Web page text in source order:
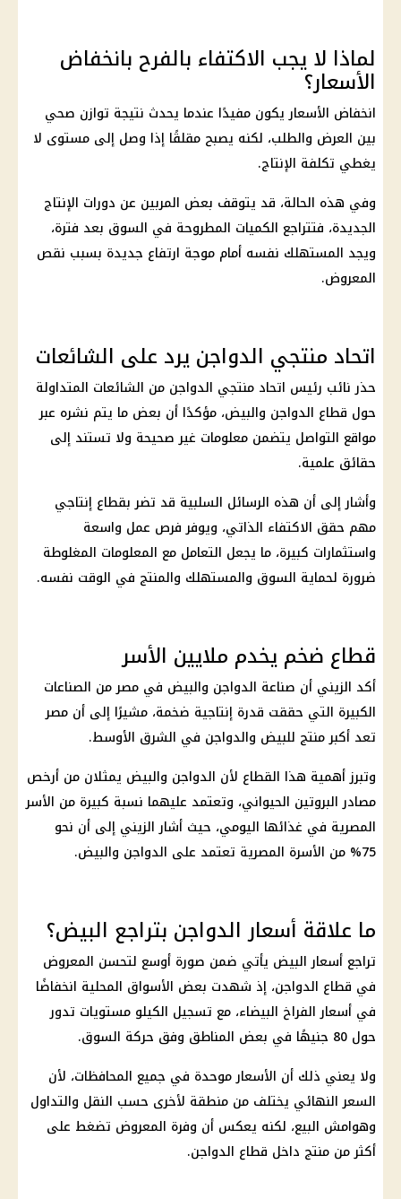
لماذا لا يجب الاكتفاء بالفرح بانخفاض
الأسعار؟
انخفاض الأسعار يكون مفيدًا عندما يحدث نتيجة توازن صحي
بين العرض والطلب، لكنه يصبح مقلقًا إذا وصل إلى مستوى لا
يغطي تكلفة الإنتاج.
وفي هذه الحالة، قد يتوقف بعض المربين عن دورات الإنتاج
الجديدة، فتتراجع الكميات المطروحة في السوق بعد فترة،
ويجد المستهلك نفسه أمام موجة ارتفاع جديدة بسبب نقص
المعروض.
اتحاد منتجي الدواجن يرد على الشائعات
حذر نائب رئيس اتحاد منتجي الدواجن من الشائعات المتداولة
حول قطاع الدواجن والبيض، مؤكدًا أن بعض ما يتم نشره عبر
مواقع التواصل يتضمن معلومات غير صحيحة ولا تستند إلى
حقائق علمية.
وأشار إلى أن هذه الرسائل السلبية قد تضر بقطاع إنتاجي
مهم حقق الاكتفاء الذاتي، ويوفر فرص عمل واسعة
واستثمارات كبيرة، ما يجعل التعامل مع المعلومات المغلوطة
ضرورة لحماية السوق والمستهلك والمنتج في الوقت نفسه.
قطاع ضخم يخدم ملايين الأسر
أكد الزيني أن صناعة الدواجن والبيض في مصر من الصناعات
الكبيرة التي حققت قدرة إنتاجية ضخمة، مشيرًا إلى أن مصر
تعد أكبر منتج للبيض والدواجن في الشرق الأوسط.
وتبرز أهمية هذا القطاع لأن الدواجن والبيض يمثلان من أرخص
مصادر البروتين الحيواني، وتعتمد عليهما نسبة كبيرة من الأسر
المصرية في غذائها اليومي، حيث أشار الزيني إلى أن نحو
75% من الأسرة المصرية تعتمد على الدواجن والبيض.
ما علاقة أسعار الدواجن بتراجع البيض؟
تراجعأسعار البيض يأتي ضمن صورة أوسع لتحسن المعروض
في قطاع الدواجن، إذ شهدت بعض الأسواق المحلية انخفاضًا
في أسعار الفراخ البيضاء، مع تسجيل الكيلو مستويات تدور
حول 80 جنيهًا في بعض المناطق وفق حركة السوق.
ولا يعني ذلك أن الأسعارموحدة في جميع المحافظات، لأن
السعر النهائي يختلف من منطقة لأخرى حسب النقل والتداول
وهوامش البيع، لكنه يعكس أن وفرة المعروض تضغط على
أكثر من منتج داخل قطاع الدواجن.